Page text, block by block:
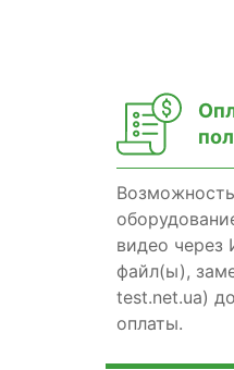
видео через
файл(ы),
test.net.ua)
оплаты.